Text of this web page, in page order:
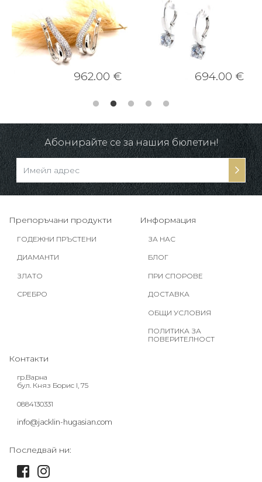
962.00 € 694.00 €
Абонирайте се за нашия бюлетин!
Препоръчани продукти
ГОДЕЖНИ ПРЪСТЕНИ
ДИАМАНТИ
ЗЛАТО
СРЕБРО
Информация
ЗА НАС
БЛОГ
ПРИ СПОРОВЕ
ДОСТАВКА
ОБЩИ УСЛОВИЯ
ПОЛИТИКА ЗА
ПОВЕРИТЕЛНОСТ
Контакти
гр.Варна
бул. Княз Борис I, 75
0884130331
info@jacklin-hugasian.com
Последвай ни: